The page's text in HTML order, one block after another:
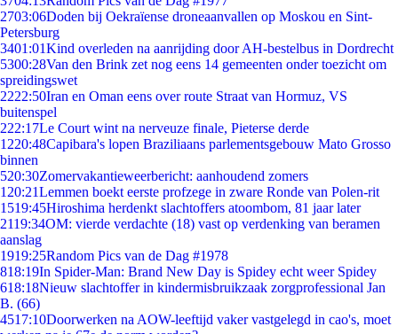
2703:06Doden bij Oekraïense droneaanvallen op Moskou en Sint-
Petersburg
3401:01Kind overleden na aanrijding door AH-bestelbus in Dordrecht
5300:28Van den Brink zet nog eens 14 gemeenten onder toezicht om
spreidingswet
2222:50Iran en Oman eens over route Straat van Hormuz, VS
buitenspel
222:17Le Court wint na nerveuze finale, Pieterse derde
1220:48Capibara's lopen Braziliaans parlementsgebouw Mato Grosso
binnen
520:30Zomervakantieweerbericht: aanhoudend zomers
1 20:21Lemmen boekt eerste profzege in zware Ronde van Polen-rit
1519:45Hiroshima herdenkt slachtoffers atoombom, 81 jaar later
2119:34OM: vierde verdachte (18) vast op verdenking van beramen
aanslag
1919:25Random Pics van de Dag #1978
818:19In Spider-Man: Brand New Day is Spidey echt weer Spidey
618:18Nieuw slachtoffer in kindermisbruikzaak zorgprofessional Jan
B. (66)
4517:10Doorwerken na AOW-leeftijd vaker vastgelegd in cao's, moet